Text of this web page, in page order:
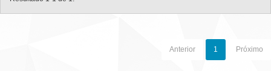
Anterior 1 Próximo